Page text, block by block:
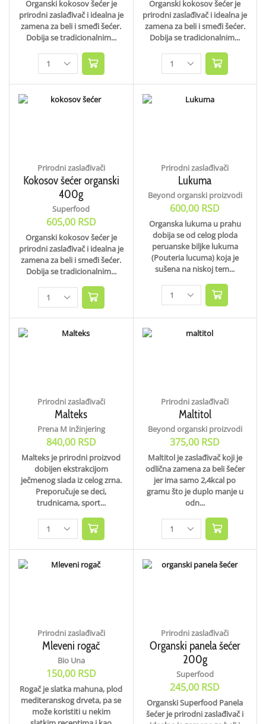
Organski kokosov šećer je
prirodni zaslađivač i idealna je
zamena za beli i smeđi šećer.
Dobija se tradicionalnim...
Organski kokosov šećer je
prirodni zaslađivač i idealna je
zamena za beli i smeđi šećer.
Dobija se tradicionalnim...
Prirodni zaslađivači
Kokosov šećer organski
400g
Superfood
605,00 RSD
Organski kokosov šećer je
prirodni zaslađivač i idealna je
zamena za beli i smeđi šećer.
Dobija se tradicionalnim...
Prirodni zaslađivači
Lukuma
Beyond organski proizvodi
600,00 RSD
Organska lukuma u prahu
dobija se od celog ploda
peruanske biljke lukuma
(Pouteria lucuma) koja je
sušena na niskoj tem...
Prirodni zaslađivači
Malteks
Prena M inžinjering
840,00 RSD
Malteks je prirodni proizvod
dobijen ekstrakcijom
ječmenog slada iz celog zrna.
Preporučuje se deci,
trudnicama, sport...
Prirodni zaslađivači
Maltitol
Beyond organski proizvodi
375,00 RSD
Maltitol je zaslađivač koji je
odlična zamena za beli šećer
jer ima samo 2,4kcal po
gramu što je duplo manje u
odn...
Prirodni zaslađivači
Mleveni rogač
Bio Una
150,00 RSD
Rogač je slatka mahuna, plod
mediteranskog drveta, pa se
može koristiti u nekim
Prirodni zaslađivači
Organski panela šećer
200g
Superfood
245,00 RSD
Organski Superfood Panela
šećer je prirodni zaslađivač i